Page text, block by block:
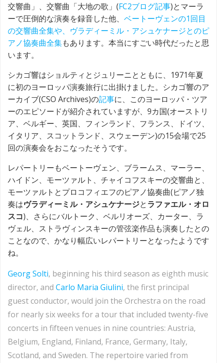
交響曲」、交響曲「大地の歌」(FC2ブログ記事)とマーラ
ーで圧倒的な演奏を録音した他、 ベートーヴェンの1回目
の交響曲全集や、ヴラディーミル・アシュケナージとのピ
アノ協奏曲全集もあります。本当にすごい時代だったと思
います。
シカゴ響はショルティとジュリーニとともに、1971年夏
に初のヨーロッパ演奏旅行に出掛けました。シカゴ響のア
ーカイブ(CSO Archives)の記事に、このヨーロッパ・ツア
ーのエピソードが紹介されていますが、9カ国(オーストリ
ア、ベルギー、英国、フィンランド、フランス、ドイツ、
イタリア、スコットランド、スウェーデン)の15会場で25
回の演奏会をおこなったそうです。
レパートリーもベートーヴェン、ブラームス、マーラー、
ハイドン、モーツァルト、チャイコフスキーの交響曲と、
モーツァルトとプロコフィエフのピアノ協奏曲(ピアノ独
奏はヴラディーミル・アシュケナージとラファエル・オロ
スコ)、さらにバルトーク、ベルリオーズ、カーター、ラ
ヴェル、ストラヴィンスキーの管弦楽作品も演奏したとの
ことなので、かなり幅広いレパートリーとなったようです
ね。
Georg Solti, beginning his third season as eighth music
director, and Carlo Maria Giulini, the first principal
guest conductor, would join the Orchestra on the road
for nearly six weeks for a tour that included twenty-five
concerts in fifteen venues in nine countries: Austria,
Belgium, England, Finland, France, Germany, Italy,
Scotland, and Sweden. The repertoire varied from